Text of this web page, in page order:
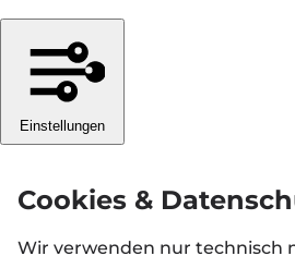
Einstellungen
Cookies &
Wir verwenden nur technisch